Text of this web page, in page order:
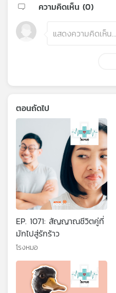
ความคิดเห็น (0)
ตอนถัดไป
EP. 1071: สัญญาณชีวิตคู่ที่
มักไปสู่รักร้าว
โรงหมอ